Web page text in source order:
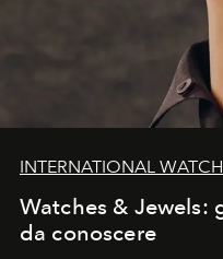
INTERNATIONAL
Watches & Jewels:
da conoscere